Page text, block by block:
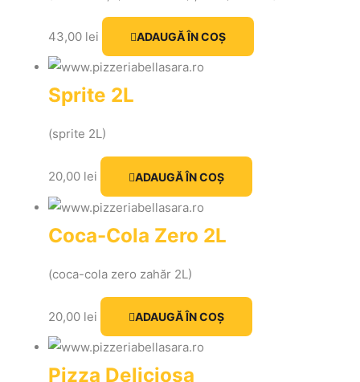
43,00 lei ADAUGĂ ÎN COȘ
Sprite 2L
(sprite 2L)
20,00 lei ADAUGĂ ÎN COȘ
Coca-Cola Zero 2L
(coca-cola zero zahăr 2L)
20,00 lei ADAUGĂ ÎN COȘ
Pizza Deliciosa